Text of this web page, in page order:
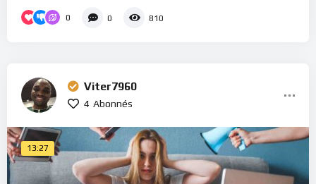
0 0 810
Viter7960
4 Abonnés
13:27